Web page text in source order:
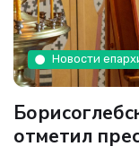
Новости
отметил